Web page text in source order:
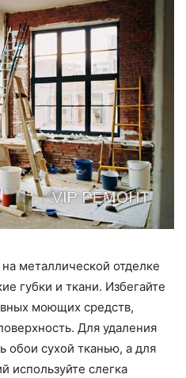
металлической отделке
губки и ткани. Избегайте
моющих средств,
Для удаления
обои сухой тканью, а для
используйте слегка